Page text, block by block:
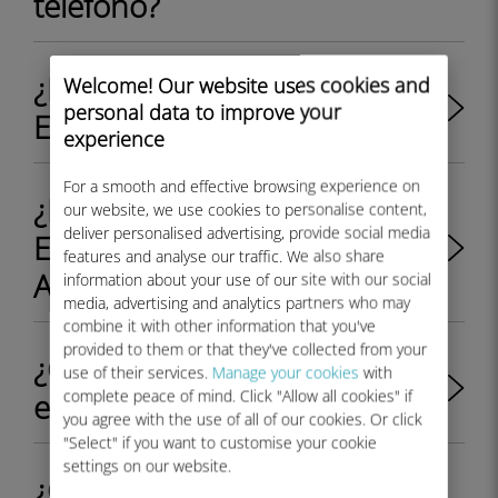
Welcome! Our website uses cookies and
personal data to improve your
experience
For a smooth and effective browsing experience on
our website, we use cookies to personalise content,
deliver personalised advertising, provide social media
features and analyse our traffic. We also share
information about your use of our site with our social
media, advertising and analytics partners who may
combine it with other information that you've
provided to them or that they've collected from your
use of their services. Manage your cookies with
complete peace of mind. Click "Allow all cookies" if
you agree with the use of all of our cookies. Or click
"Select" if you want to customise your cookie
settings on our website.
¿Dónde puedo encontrar el
EID en mi iPhone?
¿Dónde puedo encontrar el
EID en mi dispositivo
Android?
¿Cómo verifico si mi iPhone
es compatible con eSIM?